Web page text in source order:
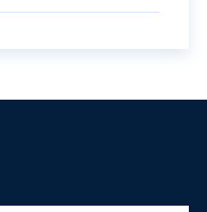
company/swiss-national-
@swissnationalbank